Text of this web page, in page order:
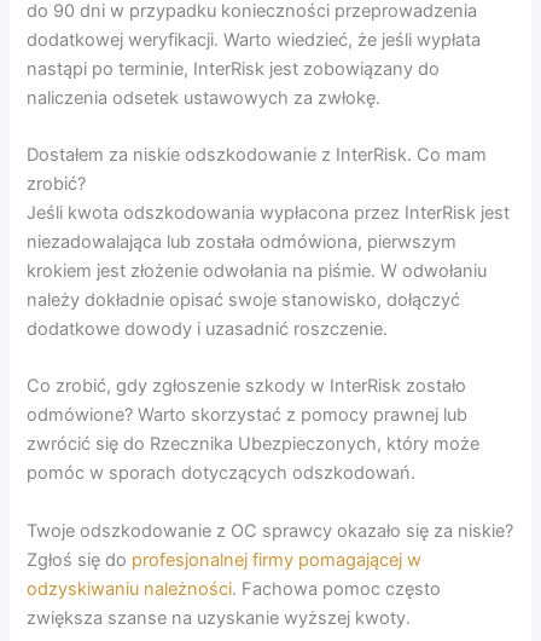
do 90 dni w przypadku konieczności przeprowadzenia
dodatkowej weryfikacji. Warto wiedzieć, że jeśli wypłata
nastąpi po terminie, InterRisk jest zobowiązany do
naliczenia odsetek ustawowych za zwłokę.
Dostałem za niskie odszkodowanie z InterRisk. Co mam
zrobić?
Jeśli kwota odszkodowania wypłacona przez InterRisk jest
niezadowalająca lub została odmówiona, pierwszym
krokiem jest złożenie odwołania na piśmie. W odwołaniu
należy dokładnie opisać swoje stanowisko, dołączyć
dodatkowe dowody i uzasadnić roszczenie.
Co zrobić, gdy zgłoszenie szkody w InterRisk zostało
odmówione? Warto skorzystać z pomocy prawnej lub
zwrócić się do Rzecznika Ubezpieczonych, który może
pomóc w sporach dotyczących odszkodowań.
Twoje odszkodowanie z OC sprawcy okazało się za niskie?
Zgłoś się do profesjonalnej firmy pomagającej w
odzyskiwaniu należności. Fachowa pomoc często
zwiększa szanse na uzyskanie wyższej kwoty.